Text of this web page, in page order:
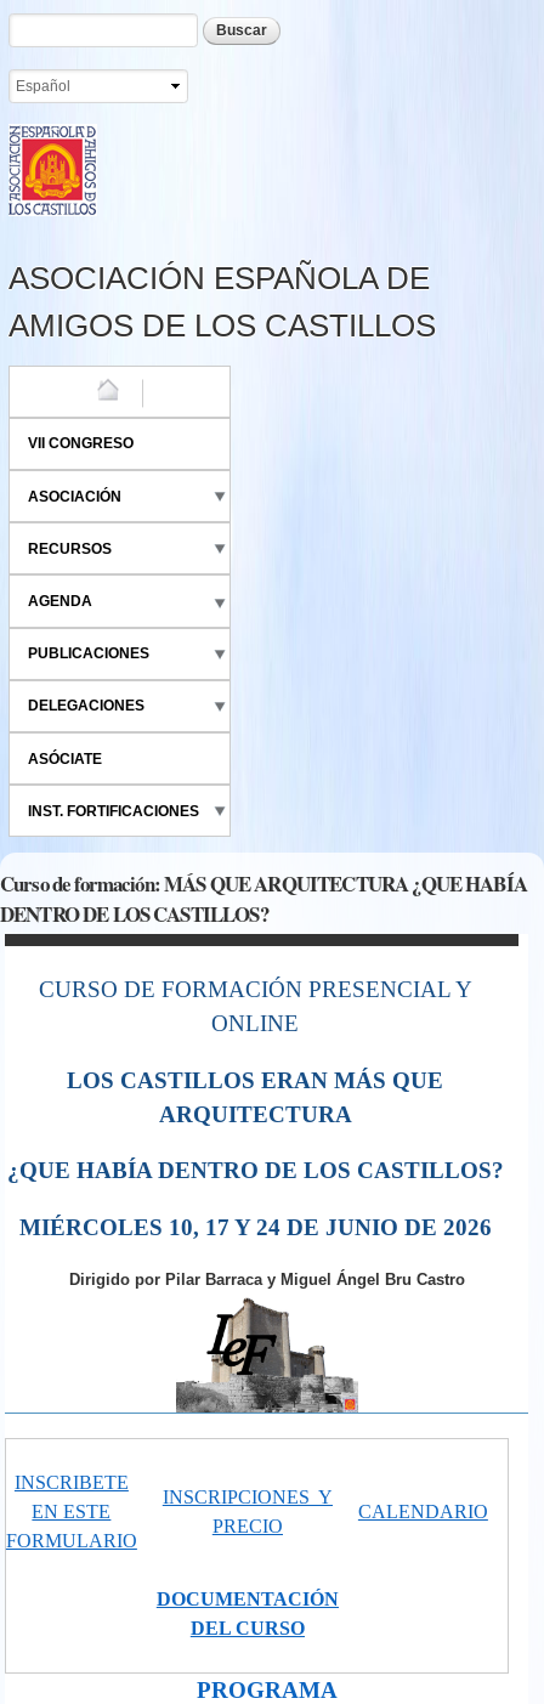
Pasar al
contenido
Formulario de búsqueda
Buscar
ASOCIACIÓN ESPAÑOLA DE
AMIGOS DE LOS CASTILLOS
VII CONGRESO
ASOCIACIÓN
RECURSOS
AGENDA
PUBLICACIONES
DELEGACIONES
ASÓCIATE
INST. FORTIFICACIONES
Curso de formación: MÁS QUE ARQUITECTURA ¿QUE HABÍA
DENTRO DE LOS CASTILLOS?
CURSO DE FORMACIÓN PRESENCIAL Y
ONLINE
LOS CASTILLOS ERAN MÁS QUE
ARQUITECTURA
¿QUE HABÍA DENTRO DE LOS CASTILLOS?
MIÉRCOLES 10, 17 Y 24 DE JUNIO DE 2026
Dirigido por Pilar Barraca y Miguel Ángel Bru Castro
INSCRIBETE
EN ESTE
FORMULARIO
INSCRIPCIONES Y
PRECIO
CALENDARIO
DOCUMENTACIÓN
DEL CURSO
PROGRAMA